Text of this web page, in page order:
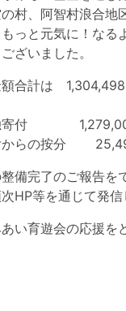
の村、阿智村浪合
もっと元気に！な
ざいました。
額合計は
独寄付
からの按分
備完了のご報告を
HP等を通じて発信
い育遊会の応援を